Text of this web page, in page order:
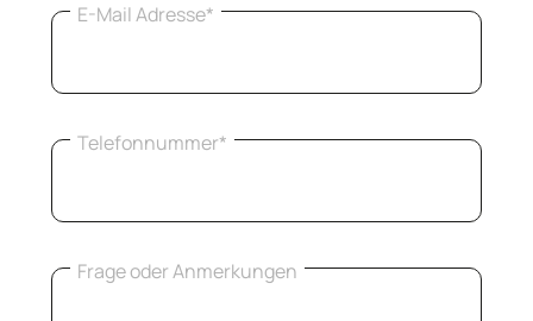
E-Mail Adresse*
Telefonnummer*
Frage oder Anmerkungen